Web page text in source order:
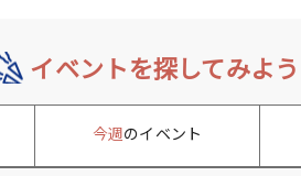
イベントを探してみよう
今週のイベント